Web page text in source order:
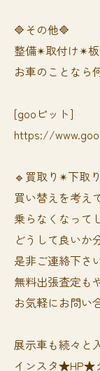
🔷その他🔷
整備✴︎取付け✴︎
お車のことなら
[gooピット]
https://
🔹買取り✴︎下取
買い替えを考え
乗らなくなって
どうして良いか
是非ご連絡下さ
無料出張査定も
お気軽にお問い
展示車も続々と
インスタ★HP★